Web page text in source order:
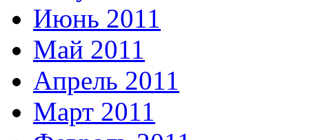
Июнь 2011
Май 2011
Апрель 2011
Март 2011